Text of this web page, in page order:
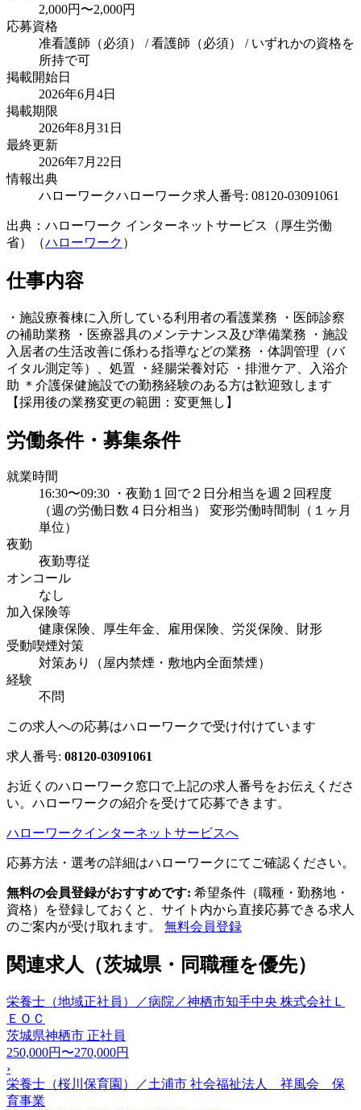
2,000円〜2,000円
応募資格
准看護師（必須） / 看護師（必須） / いずれかの資格を
所持で可
掲載開始日
2026年6月4日
掲載期限
2026年8月31日
最終更新
2026年7月22日
情報出典
ハローワークハローワーク求人番号: 08120-03091061
出典：ハローワーク インターネットサービス（厚生労働
省）（ハローワーク ）
仕事内容
・施設療養棟に入所している利用者の看護業務 ・医師診察
の補助業務 ・医療器具のメンテナンス及び準備業務 ・施設
入居者の生活改善に係わる指導などの業務 ・体調管理（バ
イタル測定等）、処置 ・経腸栄養対応 ・排泄ケア、入浴介
助 ＊介護保健施設での勤務経験のある方は歓迎致します
【採用後の業務変更の範囲：変更無し】
労働条件・募集条件
就業時間
16:30〜09:30 ・夜勤１回で２日分相当を週２回程度
（週の労働日数４日分相当） 変形労働時間制（１ヶ月
単位）
夜勤
夜勤専従
オンコール
なし
加入保険等
健康保険、厚生年金、雇用保険、労災保険、財形
受動喫煙対策
対策あり（屋内禁煙・敷地内全面禁煙）
経験
不問
この求人への応募はハローワークで受け付けています
求人番号: 08120-03091061
お近くのハローワーク窓口で上記の求人番号をお伝えくださ
い。ハローワークの紹介を受けて応募できます。
ハローワークインターネットサービスへ
応募方法・選考の詳細はハローワークにてご確認ください。
無料の会員登録がおすすめです: 希望条件（職種・勤務地・
資格）を登録しておくと、サイト内から直接応募できる求人
のご案内が受け取れます。 無料会員登録
関連求人（茨城県・同職種を優先）
栄養士（地域正社員）／病院／神栖市知手中央 株式会社Ｌ
ＥＯＣ
茨城県神栖市 正社員
250,000円〜270,000円
›
栄養士（桜川保育園）／土浦市 社会福祉法人 祥風会 保
育事業